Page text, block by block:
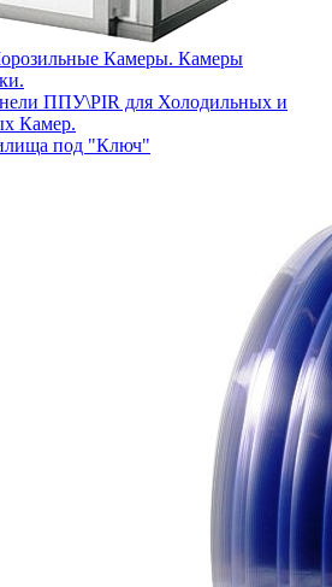
Камеры. Камеры
ППУ\PIR для Холодильных и
Камер.
под "Ключ"